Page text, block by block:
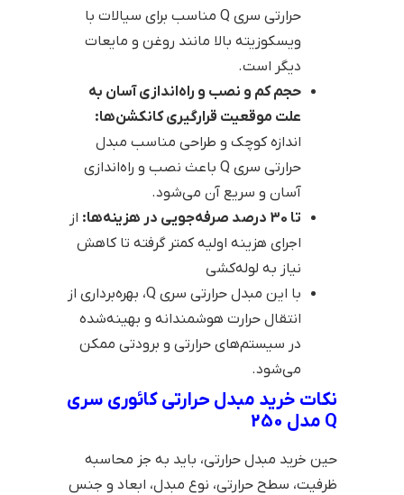
حرارتی سری Q مناسب برای سیالات با
ویسکوزیته بالا مانند روغن و مایعات
دیگر است.
حجم کم و نصب و راه‌اندازی آسان به
علت موقعیت قرارگیری کانکشن‌ها:
اندازه کوچک و طراحی مناسب مبدل
حرارتی سری Q باعث نصب و راه‌اندازی
آسان و سریع آن می‌شود.
تا 30 درصد صرفه‌جویی در هزینه‌ها:
از
اجرای هزینه اولیه کمتر گرفته تا کاهش
نیاز به لوله‌کشی
با این مبدل حرارتی سری Q، بهره‌برداری از
انتقال حرارت هوشمندانه و بهینه‌شده
در سیستم‌های حرارتی و برودتی ممکن
می‌شود.
نکات خرید مبدل حرارتی کائوری سری
Q مدل 250
حین خرید مبدل حرارتی، باید به جز محاسبه
ظرفیت، سطح حرارتی، نوع مبدل، ابعاد و جنس